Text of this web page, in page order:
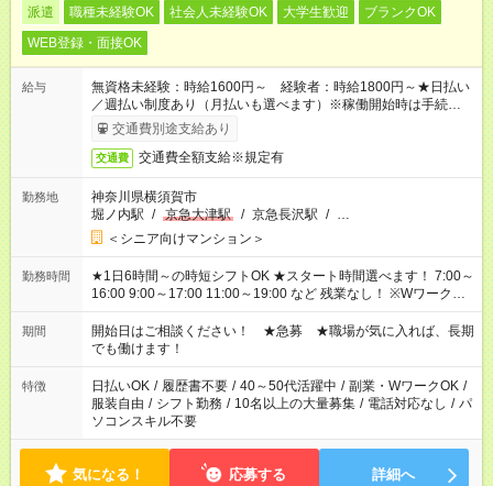
派遣 職種未経験OK 社会人未経験OK 大学生歓迎
ブランクOK
WEB登録・面接OK
給与
無資格未経験：時給1600円～ 経験者：時給1800円～★日払い
／週払い制度あり（月払いも選べます）※稼働開始時は手続き完
了次第のお支払いとなります。
交通費別途支給あり
交通費 交通費全額支給※規定有
勤務地
神奈川県横須賀市
堀ノ内駅 / 京急大津駅 / 京急長沢駅 / …
＜シニア向けマンション＞
勤務時間
★1日6時間～の時短シフトOK ★スタート時間選べます！ 7:00～
16:00 9:00～17:00 11:00～19:00 など 残業なし！ ※Wワークの
場合、他のお仕事と合わせ週40時間超の就業はご案内できませ
ん ※法令に基づき、週20時間以上勤務は社会保険への加入対象
となります ※労働者派遣法（日雇い派遣の原則禁止）により、
短時間・短期間の就業はご案内が難しい場合があります
期間
開始日はご相談ください！ ★急募 ★職場が気に入れば、長期
でも働けます！
特徴 日払いOK / 履歴書不要 / 40～50代活躍中 / 副業・WワークOK /
服装自由 / シフト勤務 / 10名以上の大量募集 / 電話対応なし / パ
ソコンスキル不要
気になる！ 応募する 詳細へ